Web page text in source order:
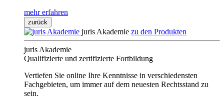
mehr erfahren
zurück
juris Akademie zu den Produkten
juris Akademie
Qualifizierte und zertifizierte Fortbildung
Vertiefen Sie online Ihre Kenntnisse in verschiedensten
Fachgebieten, um immer auf dem neuesten Rechtsstand zu
sein.